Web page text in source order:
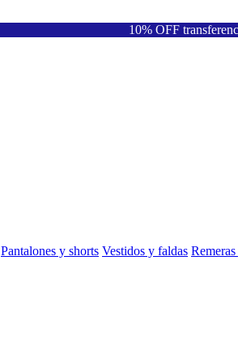
10% OFF
Pantalones y shorts Vestidos y faldas